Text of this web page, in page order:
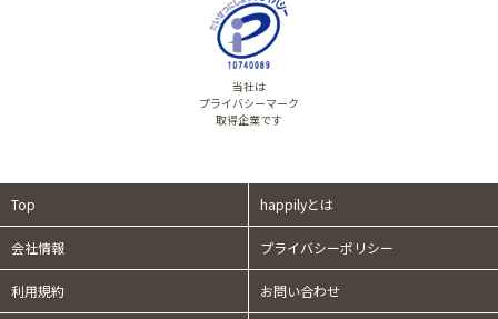
当社は
プライバシーマーク
取得企業です
Top happilyとは
会社情報 プライバシーポリシー
利用規約 お問い合わせ